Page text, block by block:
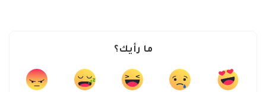
ما رأيك؟